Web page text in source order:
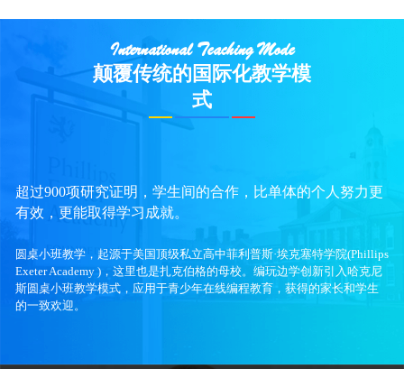
International Teaching Mode
颠覆传统的国际化教学模
式
超过900项研究证明，学生间的合作，比单体的个人努力更
有效，更能取得学习成就。
圆桌小班教学，起源于美国顶级私立高中菲利普斯·埃克塞特学院(Phillips
Exeter Academy )，这里也是扎克伯格的母校。编玩边学创新引入哈克尼
斯圆桌小班教学模式，应用于青少年在线编程教育，获得的家长和学生
的一致欢迎。